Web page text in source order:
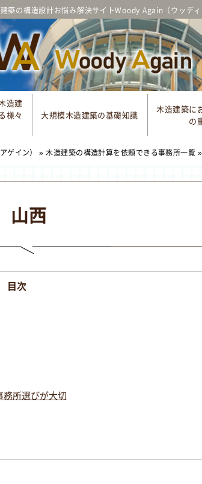
築の構造設計お悩み解決サイトWoody Again（ウッディ
造建
様々
大規模木造建築の基礎知識
木造建築に
の
ゲイン） »木造建築の構造計算を依頼できる事務所一覧 »
山西
所選びが大切